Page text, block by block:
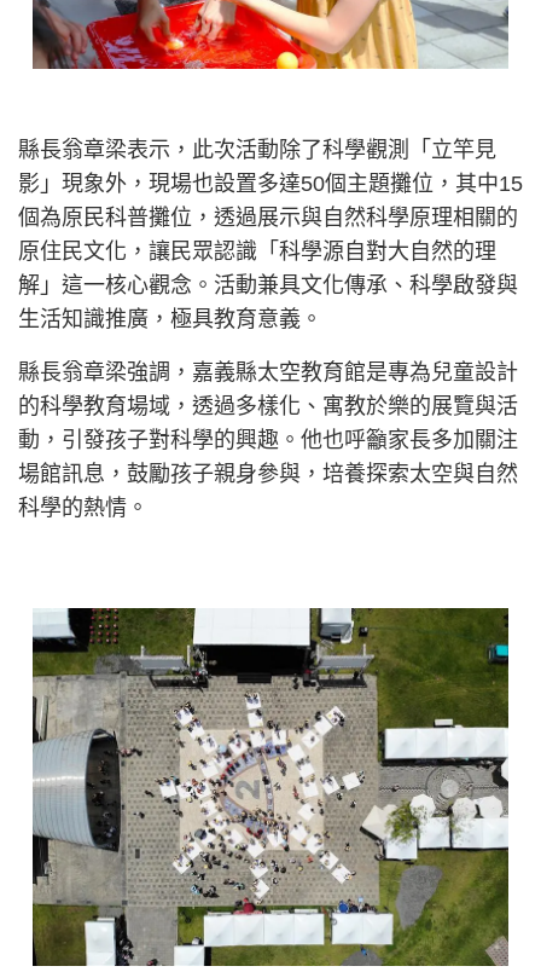
縣長翁章梁表示，此次活動除了科學觀測「立竿見
影」現象外，現場也設置多達50個主題攤位，其中15
個為原民科普攤位，透過展示與自然科學原理相關的
原住民文化，讓民眾認識「科學源自對大自然的理
解」這一核心觀念。活動兼具文化傳承、科學啟發與
生活知識推廣，極具教育意義。
縣長翁章梁強調，嘉義縣太空教育館是專為兒童設計
的科學教育場域，透過多樣化、寓教於樂的展覽與活
動，引發孩子對科學的興趣。他也呼籲家長多加關注
場館訊息，鼓勵孩子親身參與，培養探索太空與自然
科學的熱情。